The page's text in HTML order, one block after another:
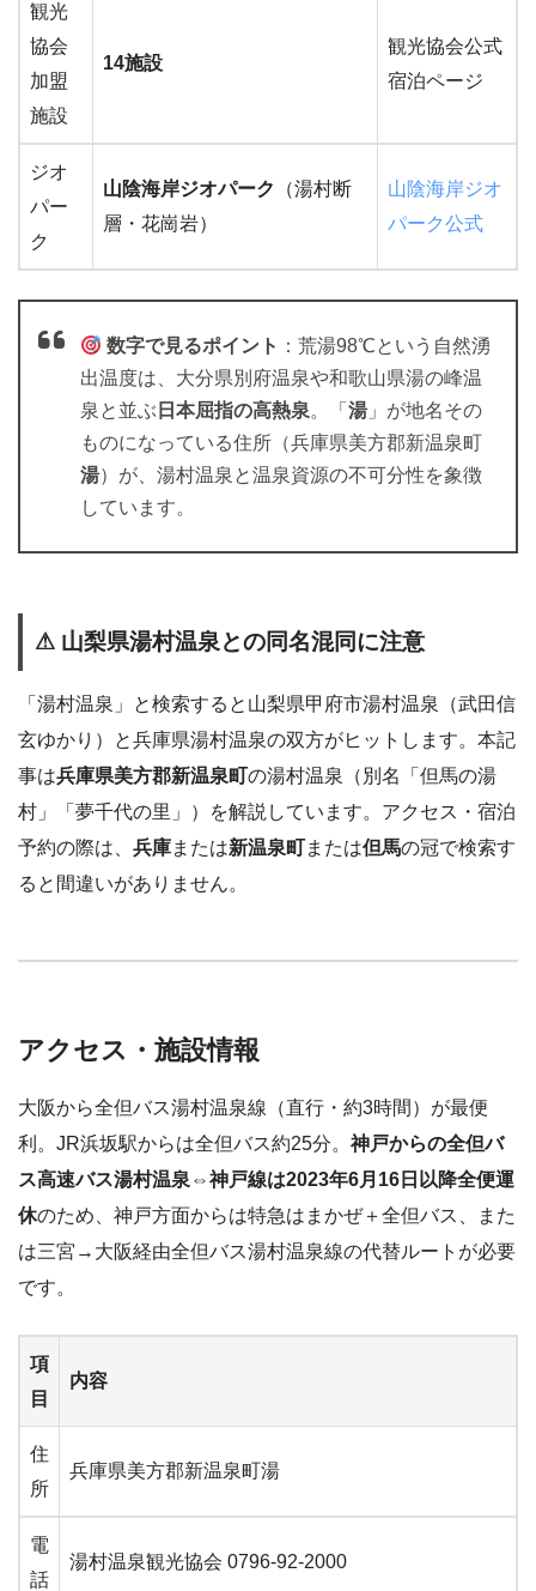
観光
協会
加盟
施設
14施設
観光協会公式
宿泊ページ
ジオ
パー
ク
山陰海岸ジオパーク
（湯村断
層・花崗岩）
山陰海岸ジオ
パーク公式
数字で見るポイント ：荒湯98℃という自然湧
出温度は、大分県別府温泉や和歌山県湯の峰温
泉と並ぶ 日本屈指の高熱泉。「 湯 」が地名その
ものになっている住所（兵庫県美方郡新温泉町
湯）が、湯村温泉と温泉資源の不可分性を象徴
しています。
⚠ 山梨県湯村温泉との同名混同に注意
「湯村温泉」と検索すると山梨県甲府市湯村温泉（武田信
玄ゆかり）と兵庫県湯村温泉の双方がヒットします。本記
事は兵庫県美方郡新温泉町の湯村温泉（別名「但馬の湯
村」「夢千代の里」）を解説しています。アクセス・宿泊
予約の際は、 兵庫または新温泉町または但馬の冠で検索す
ると間違いがありません。
アクセス・施設情報
大阪から全但バス湯村温泉線（直行・約3時間）が最便
利。JR浜坂駅からは全但バス約25分。 神戸からの全但バ
ス高速バス湯村温泉⇔神戸線は2023年6月16日以降全便運
休のため、神戸方面からは特急はまかぜ＋全但バス、また
は三宮→大阪経由全但バス湯村温泉線の代替ルートが必要
です。
項
目
内容
住
所
兵庫県美方郡新温泉町湯
電
話
湯村温泉観光協会 0796-92-2000